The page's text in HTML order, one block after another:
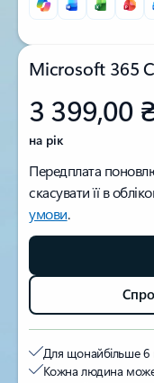
Microsoft 365
3 399,00
на рік
Передплата
скасувати її в
умови.
Для щонайбільше 6
Кожна людина може